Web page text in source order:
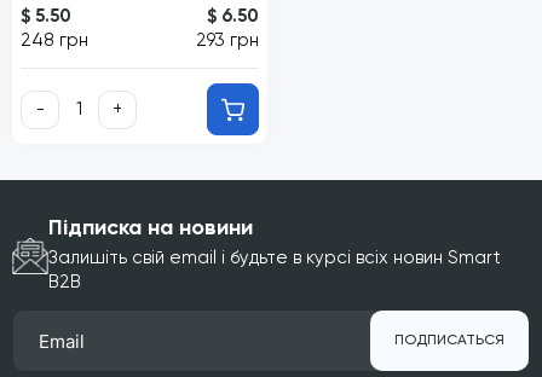
$ 5.50
248 грн
$ 6.50
293 грн
- +
Підписка на новини
Залишіть свій email і будьте в курсі всіх новин Smart
B2B
ПОДПИСАТЬСЯ